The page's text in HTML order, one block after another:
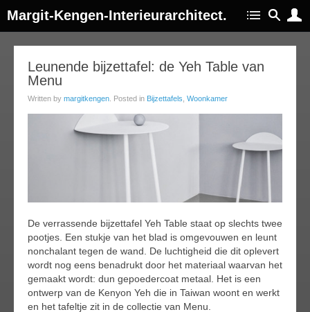
Margit-Kengen-Interieurarchitect.
Leunende bijzettafel: de Yeh Table van
Menu
Written by margitkengen . Posted in Bijzettafels Woonkamer
De verrassende bijzettafel Yeh Table staat op slechts twee
pootjes. Een stukje van het blad is omgevouwen en leunt
nonchalant tegen de wand. De luchtigheid die dit oplevert
wordt nog eens benadrukt door het materiaal waarvan het
gemaakt wordt: dun gepoedercoat metaal. Het is een
ontwerp van de Kenyon Yeh die in Taiwan woont en werkt
en het tafeltje zit in de collectie van Menu.